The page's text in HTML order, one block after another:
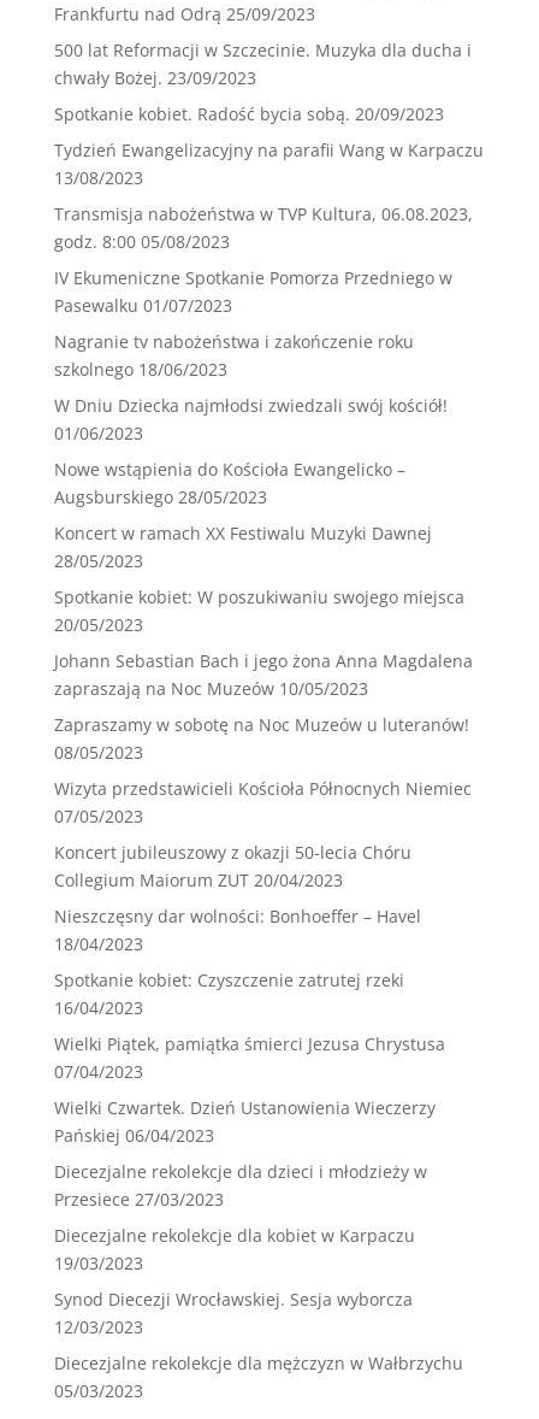
Frankfurtu nad Odrą 25/09/2023
500 lat Reformacji w Szczecinie. Muzyka dla ducha i
chwały Bożej. 23/09/2023
Spotkanie kobiet. Radość bycia sobą. 20/09/2023
Tydzień Ewangelizacyjny na parafii Wang w Karpaczu
13/08/2023
Transmisja nabożeństwa w TVP Kultura, 06.08.2023,
godz. 8:00 05/08/2023
IV Ekumeniczne Spotkanie Pomorza Przedniego w
Pasewalku 01/07/2023
Nagranie tv nabożeństwa i zakończenie roku
szkolnego 18/06/2023
W Dniu Dziecka najmłodsi zwiedzali swój kościół!
01/06/2023
Nowe wstąpienia do Kościoła Ewangelicko –
Augsburskiego 28/05/2023
Koncert w ramach XX Festiwalu Muzyki Dawnej
28/05/2023
Spotkanie kobiet: W poszukiwaniu swojego miejsca
20/05/2023
Johann Sebastian Bach i jego żona Anna Magdalena
zapraszają na Noc Muzeów 10/05/2023
Zapraszamy w sobotę na Noc Muzeów u luteranów!
08/05/2023
Wizyta przedstawicieli Kościoła Północnych Niemiec
07/05/2023
Koncert jubileuszowy z okazji 50-lecia Chóru
Collegium Maiorum ZUT 20/04/2023
Nieszczęsny dar wolności: Bonhoeffer – Havel
18/04/2023
Spotkanie kobiet: Czyszczenie zatrutej rzeki
16/04/2023
Wielki Piątek, pamiątka śmierci Jezusa Chrystusa
07/04/2023
Wielki Czwartek. Dzień Ustanowienia Wieczerzy
Pańskiej 06/04/2023
Diecezjalne rekolekcje dla dzieci i młodzieży w
Przesiece 27/03/2023
Diecezjalne rekolekcje dla kobiet w Karpaczu
19/03/2023
Synod Diecezji Wrocławskiej. Sesja wyborcza
12/03/2023
Diecezjalne rekolekcje dla mężczyzn w Wałbrzychu
05/03/2023